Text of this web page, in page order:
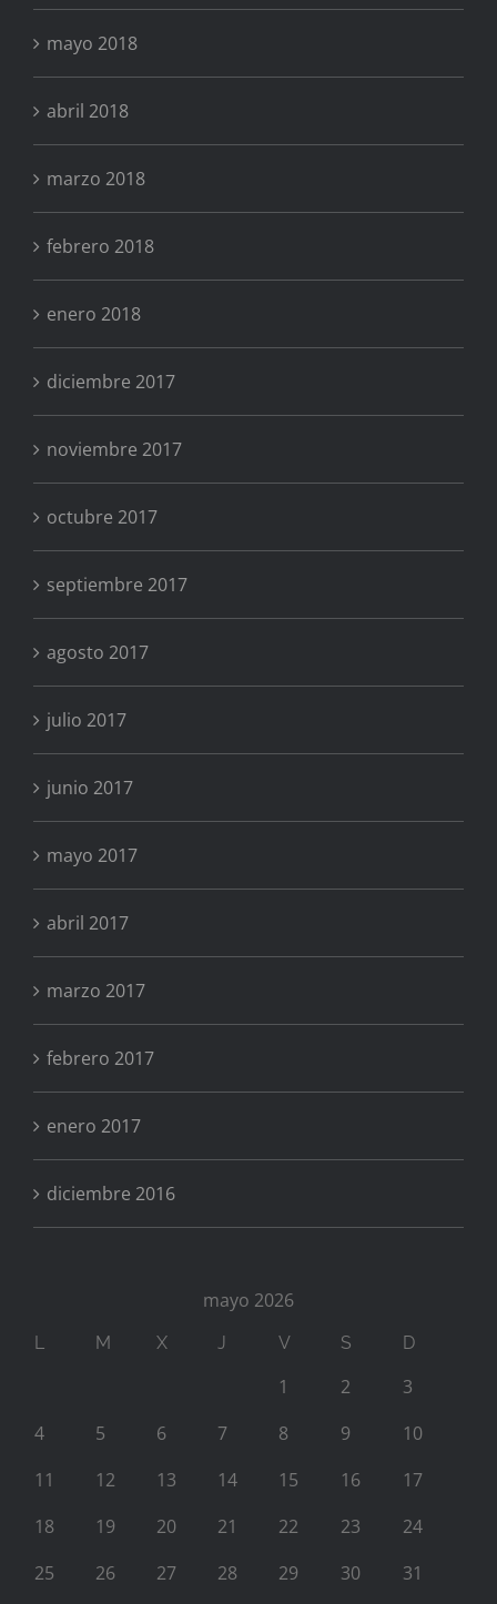
mayo 2018
abril 2018
marzo 2018
febrero 2018
enero 2018
diciembre 2017
noviembre 2017
octubre 2017
septiembre 2017
agosto 2017
julio 2017
junio 2017
mayo 2017
abril 2017
marzo 2017
febrero 2017
enero 2017
diciembre 2016
mayo 2026
L M X J V S D
1 2
3
4
5 6 7 8 9
10
11
12 13 14 15 16
17
18
19 20 21 22 23
24
25
26 27 28 29 30
31